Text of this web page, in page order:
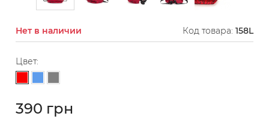
Нет в наличии Код товара: 158L
Цвет:
390 грн